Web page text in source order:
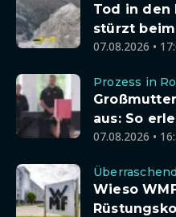
Tod in den
stürzt
07.08.2026 •
Prozess in
aus: So
07.08.2026 •
Wieso